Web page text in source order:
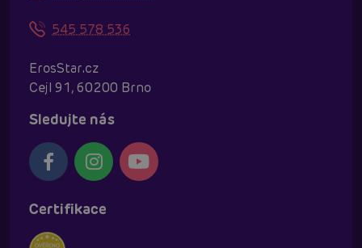
545 578 536
ErosStar.cz
Cejl 91, 60200 Brno
Sledujte nás
Certifikace